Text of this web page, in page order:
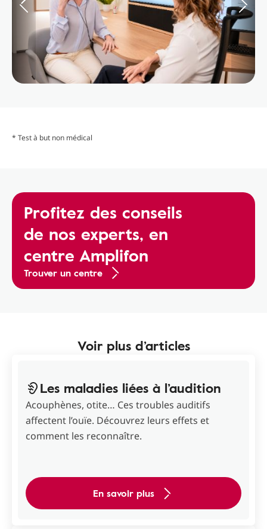
* Test à but non médical
Profitez des conseils
de nos experts, en
centre Amplifon
Trouver un centre
Voir plus d’articles
Les maladies liées à l’audition
Acouphènes, otite… Ces troubles auditifs
affectent l’ouïe. Découvrez leurs effets et
comment les reconnaître.
En savoir plus